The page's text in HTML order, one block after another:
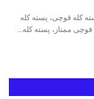
کله قوچی، پسته کله
ممتاز، پسته کله...